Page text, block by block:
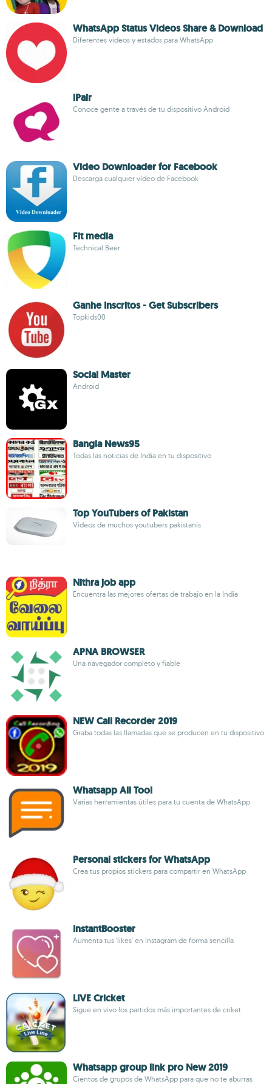
WhatsApp Status Videos Share & Download
Diferentes vídeos y estados para WhatsApp
iPair
Conoce gente a través de tu dispositivo Android
Video Downloader for Facebook
Descarga cualquier vídeo de Facebook
Fit media
Technical Beer
Ganhe Inscritos - Get Subscribers
Topkids00
Social Master
Android
Bangla News95
Todas las noticias de India en tu dispositivo
Top YouTubers of Pakistan
Vídeos de muchos youtubers pakistanís
Nithra job app
Encuentra las mejores ofertas de trabajo en la India
APNA BROWSER
Una navegador completo y fiable
NEW Call Recorder 2019
Graba todas las llamadas que se producen en tu dispositivo
Whatsapp All Tool
Varias herramientas útiles para tu cuenta de WhatsApp
Personal stickers for WhatsApp
Crea tus propios stickers para compartir en WhatsApp
InstantBooster
Aumenta tus 'likes' en Instagram de forma sencilla
LIVE Cricket
Sigue en vivo los partidos más importantes de criket
Whatsapp group link pro New 2019
Cientos de grupos de WhatsApp para que no te aburras